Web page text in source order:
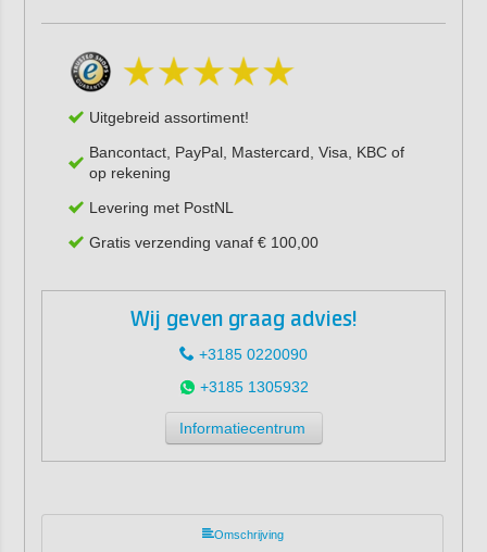
Uitgebreid assortiment!
Bancontact, PayPal, Mastercard, Visa, KBC of
op rekening
Levering met PostNL
Gratis verzending vanaf € 100,00
Wij geven graag advies!
+3185 0220090
+3185 1305932
Informatiecentrum
Omschrijving